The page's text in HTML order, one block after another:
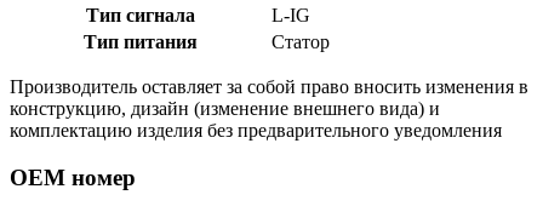
Тип сигнала
L-IG
Тип питания
Статор
Производитель оставляет за собой право вносить изменения в
конструкцию, дизайн (изменение внешнего вида) и
комплектацию изделия без предварительного уведомления
OEM номер